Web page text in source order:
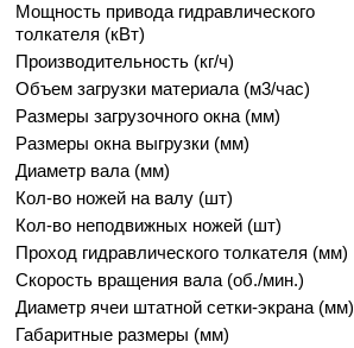
Мощность привода гидравлического
толкателя (кВт)
Производительность (кг/ч)
Объем загрузки материала (м3/час)
Размеры загрузочного окна (мм)
Размеры окна выгрузки (мм)
Диаметр вала (мм)
Кол-во ножей на валу (шт)
Кол-во неподвижных ножей (шт)
Проход гидравлического толкателя (мм)
Скорость вращения вала (об./мин.)
Диаметр ячеи штатной сетки-экрана (мм)
Габаритные размеры (мм)